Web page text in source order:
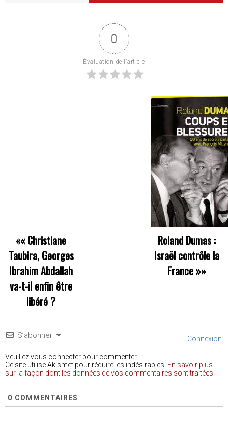
0
Évaluation de l'article
«« Christiane
Taubira, Georges
Ibrahim Abdallah
va-t-il enfin être
libéré ?
Roland Dumas :
Israël contrôle la
France »»
S’abonner Connexion
Veuillez vous connecter pour commenter
Ce site utilise Akismet pour réduire les indésirables. En savoir plus
sur la façon dont les données de vos commentaires sont traitées
0 COMMENTAIRES